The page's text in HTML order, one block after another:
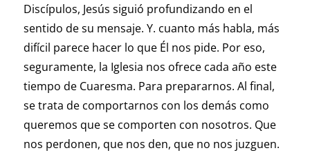
Discípulos, Jesús siguió profundizando en el
sentido de su mensaje. Y. cuanto más habla, más
difícil parece hacer lo que Él nos pide. Por eso,
seguramente, la Iglesia nos ofrece cada año este
tiempo de Cuaresma. Para prepararnos. Al final,
se trata de comportarnos con los demás como
queremos que se comporten con nosotros. Que
nos perdonen, que nos den, que no nos juzguen.